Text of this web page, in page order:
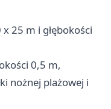
25 m i głębokości
0,5 m,
nożnej plażowej i